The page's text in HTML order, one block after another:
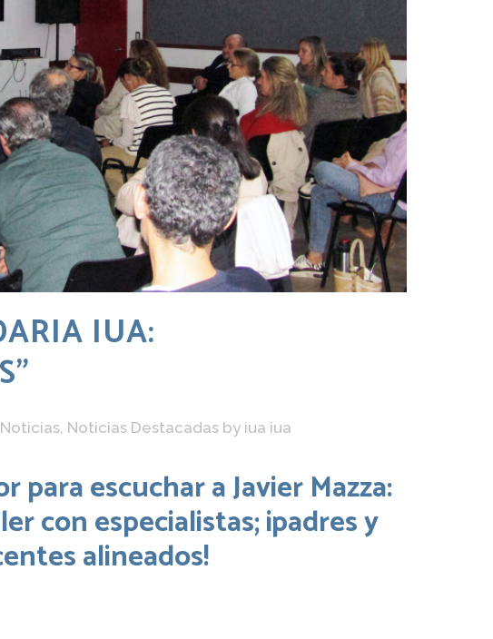
IUA:
Noticias, Noticias Destacadas by iua iua
para escuchar a Javier Mazza:
con especialistas; ¡padres y
alineados!